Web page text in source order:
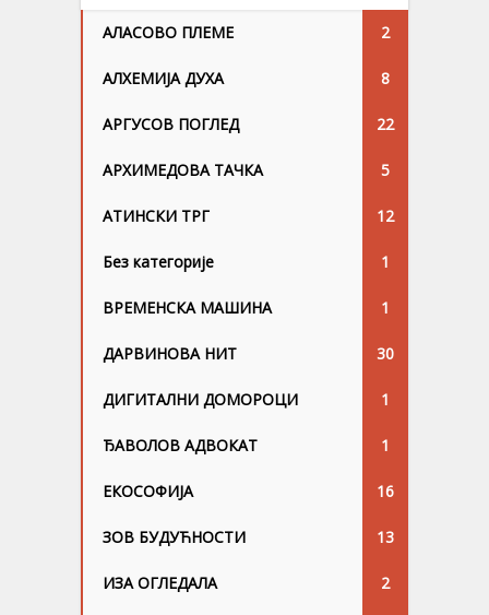
АЛАСОВО ПЛЕМЕ 2
АЛХЕМИЈА ДУХА 8
АРГУСОВ ПОГЛЕД 22
АРХИМЕДОВА ТАЧКА 5
АТИНСКИ ТРГ 12
Без категорије 1
ВРЕМЕНСКА МАШИНА 1
ДАРВИНОВА НИТ 30
ДИГИТАЛНИ ДОМОРОЦИ 1
ЂАВОЛОВ АДВОКАТ 1
ЕКОСОФИЈА 16
ЗОВ БУДУЋНОСТИ 13
ИЗА ОГЛЕДАЛА 2